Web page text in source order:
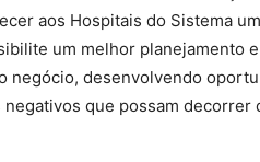
aos Hospitais do Sistema
um melhor planejamento
negócio, desenvolvendo
que possam decorrer